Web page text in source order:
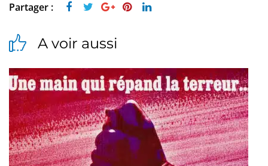
Partager :
A voir aussi